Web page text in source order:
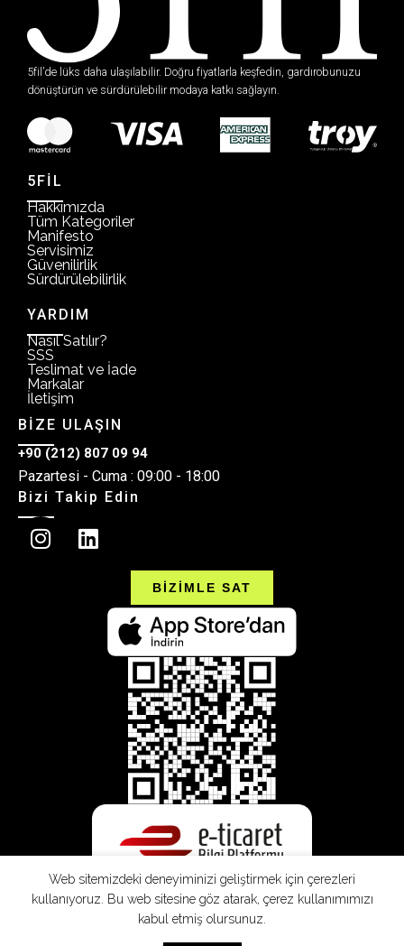
5fil’de lüks daha ulaşılabilir. Doğru fiyatlarla keşfedin, gardırobunuzu
dönüştürün ve sürdürülebilir modaya katkı sağlayın.
5FİL
Hakkımızda
Tüm Kategoriler
Manifesto
Servisimiz
Güvenilirlik
Sürdürülebilirlik
YARDIM
Nasıl Satılır?
SSS
Teslimat ve İade
Markalar
İletişim
BİZE ULAŞIN
+90 (212) 807 09 94
Pazartesi - Cuma : 09:00 - 18:00
Bizi Takip Edin
BİZİMLE SAT
Web sitemizdeki deneyiminizi geliştirmek için çerezleri
kullanıyoruz. Bu web sitesine göz atarak, çerez kullanımımızı
kabul etmiş olursunuz.